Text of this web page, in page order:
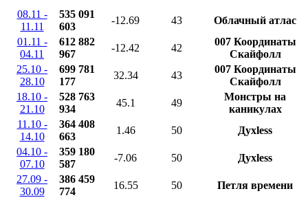
08.11 -
11.11
535 091
603
-12.69 43
Облачный атлас
01.11 -
04.11
612 882
967
-12.42 42
007 Координаты
Скайфолл
25.10 -
28.10
699 781
177
32.34 43
007 Координаты
Скайфолл
18.10 -
21.10
528 763
934
45.1 49
Монстры на
каникулах
11.10 -
14.10
364 408
663
1.46 50
Духless
04.10 -
07.10
359 180
587
-7.06 50
Духless
27.09 -
30.09
386 459
774
16.55 50
Петля времени